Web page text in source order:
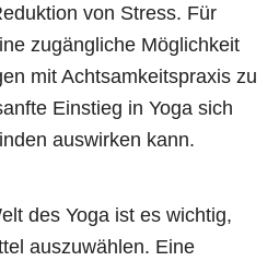
von Stress. Für
zugängliche Möglichkeit
mit Achtsamkeitspraxis zu
Einstieg in Yoga sich
auswirken kann.
des Yoga ist es wichtig,
auszuwählen. Eine